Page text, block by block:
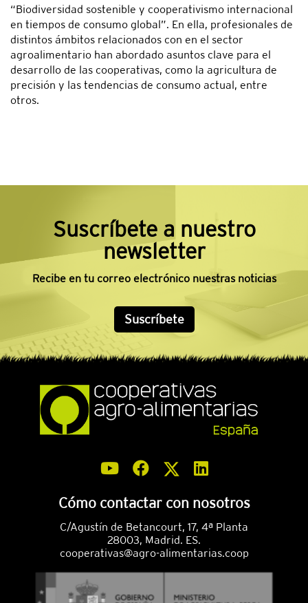
“Biodiversidad sostenible y cooperativismo internacional
en tiempos de consumo global”. En ella, profesionales de
distintos ámbitos relacionados con en el sector
agroalimentario han abordado asuntos clave para el
desarrollo de las cooperativas, como la agricultura de
precisión y las tendencias de consumo actual, entre
otros.
Suscríbete a nuestro
newsletter
Recibe en tu correo electrónico nuestras noticias
Suscríbete
Cómo contactar con nosotros
C/Agustín de Betancourt, 17, 4ª Planta
28003, Madrid. ES.
cooperativas@agro-alimentarias.coop